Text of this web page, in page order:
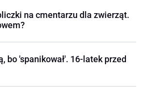
na cmentarzu dla zwierząt.
bo 'spanikował'. 16-latek przed